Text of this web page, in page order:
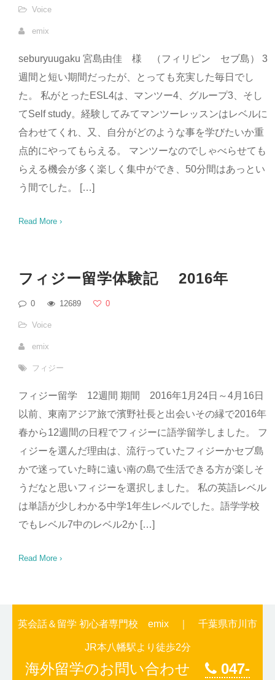
Voice
emix
seburyuugaku 宮島由佳 様 （フィリピン セブ島） 3
週間と短い期間だったが、とっても充実した毎日でし
た。 私がとったESL4は、マンツー4、グループ3、そし
てSelf study。経験してみてマンツーレッスンはレベルに
合わせてくれ、又、自分がどのような事を学びたいか重
点的にやってもらえる。 マンツーなのでしゃべらせても
らえる機会が多く楽しく集中ができ、50分間はあっとい
う間でした。 […]
Read More ›
フィジー留学体験記 2016年
0 12689 0
Voice
emix
フィジー
フィジー留学 12週間 期間 2016年1月24日～4月16日
以前、東南アジア旅で濱野社長と出会いその縁で2016年
春から12週間の日程でフィジーに語学留学しました。 フ
ィジーを選んだ理由は、流行っていたフィジーかセブ島
かで迷っていた時に遠い南の島で生活できる方が楽しそ
うだなと思いフィジーを選択しました。 私の英語レベル
は単語が少しわかる中学1年生レベルでした。語学学校
でもレベル7中のレベル2か […]
Read More ›
英会話＆留学 初心者専門校 emix ｜ 千葉県市川市
JR本八幡駅より徒歩2分
海外留学のお問い合わせ 047-